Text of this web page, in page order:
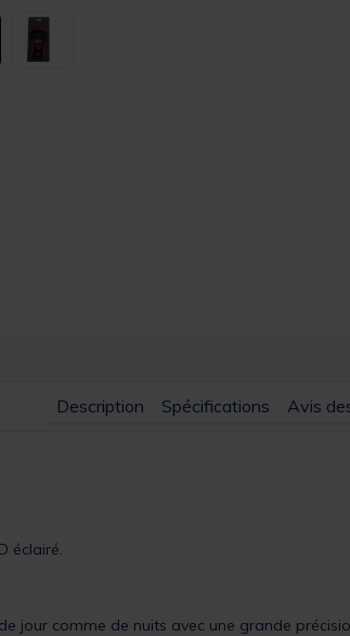
Description Spécifications Avis
éclairé.
jour comme de nuits avec une grande